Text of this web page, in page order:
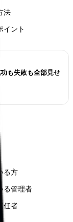
法
イント
も失敗も全部見せ
る方
る管理者
任者